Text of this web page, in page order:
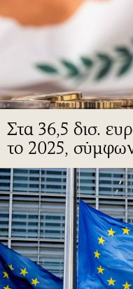
Στα 36,5 δισ.
το 2025,